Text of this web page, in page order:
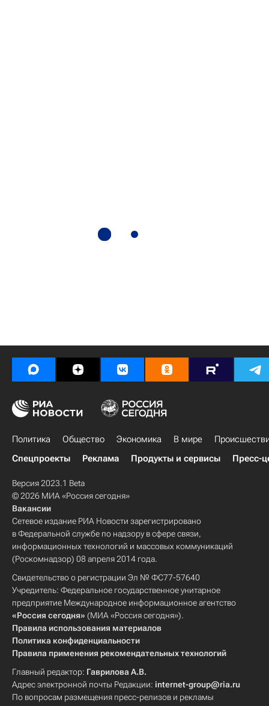
Политика Общество Экономика В мире
Спецпроекты
Реклама Продукты и сервисы Пресс-
Версия 2023.1 Beta
© 2026 МИА «Россия сегодня»
Вакансии
Сетевое издание РИА Новости зарегистрировано
в Федеральной службе по надзору в сфере связи,
информационных технологий и массовых коммуникаций
(Роскомнадзор) 08 апреля 2014 года.
Свидетельство о регистрации Эл № ФС77-57640
Учредитель: Федеральное государственное унитарное
предприятие Международное информационное агентство
«Россия сегодня» (МИА «Россия сегодня»).
Правила использования материалов
Политика конфиденциальности
Правила применения рекомендательных технологий
Главный редактор: Гаврилова А.В.
Адрес электронной почты Редакции: internet-group@ria.ru
По вопросам размещения пресс-релизов и рекламы